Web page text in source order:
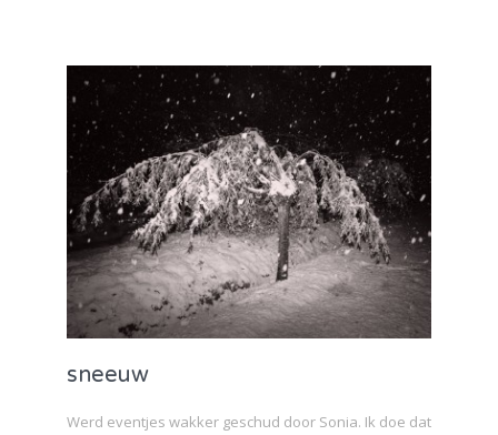
sneeuw
Werd eventjes wakker geschud door Sonia. Ik doe dat